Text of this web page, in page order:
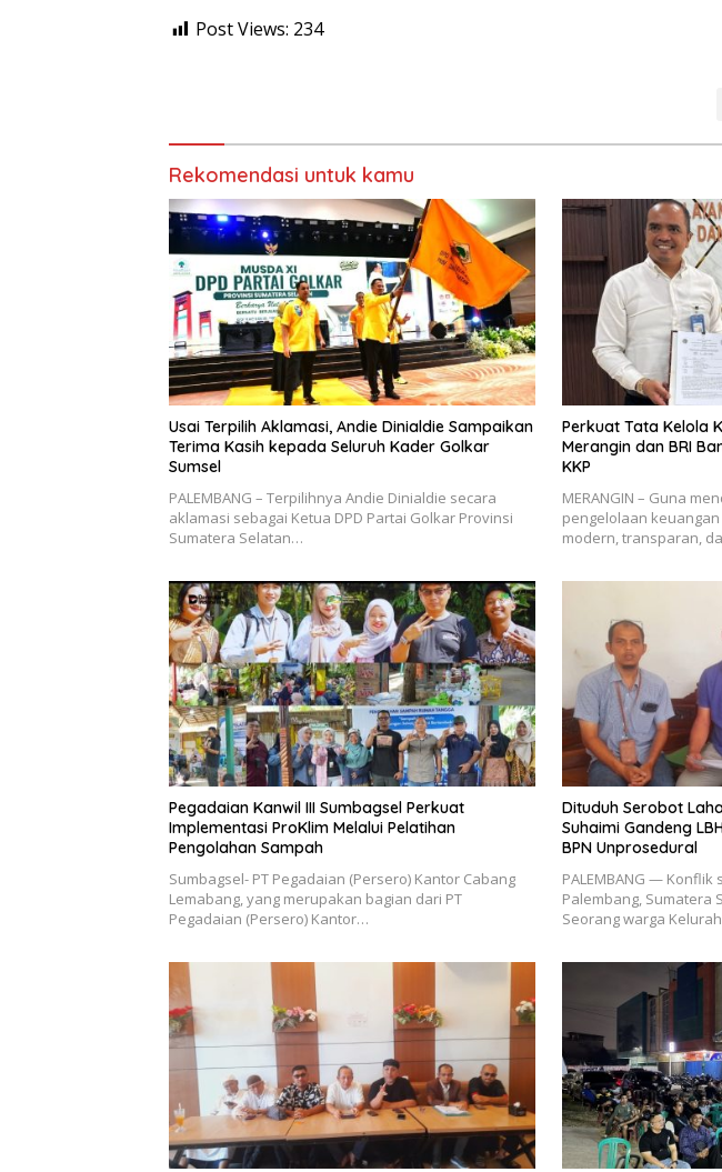
Post Views: 234
Rekomendasi untuk kamu
Usai Terpilih Aklamasi, Andie Dinialdie Sampaikan
Terima Kasih kepada Seluruh Kader Golkar
Sumsel
PALEMBANG – Terpilihnya Andie Dinialdie secara
aklamasi sebagai Ketua DPD Partai Golkar Provinsi
Sumatera Selatan…
Perkuat Tata Kelola
Merangin dan BRI
KKP
MERANGIN – Guna
pengelolaan
modern, transparan,
Pegadaian Kanwil III Sumbagsel Perkuat
Implementasi ProKlim Melalui Pelatihan
Pengolahan Sampah
Sumbagsel- PT Pegadaian (Persero) Kantor Cabang
Lemabang, yang merupakan bagian dari PT
Pegadaian (Persero) Kantor…
Dituduh Serobot
Suhaimi Gandeng
BPN Unprosedural
PALEMBANG —
Palembang, Sumatera
Seorang warga